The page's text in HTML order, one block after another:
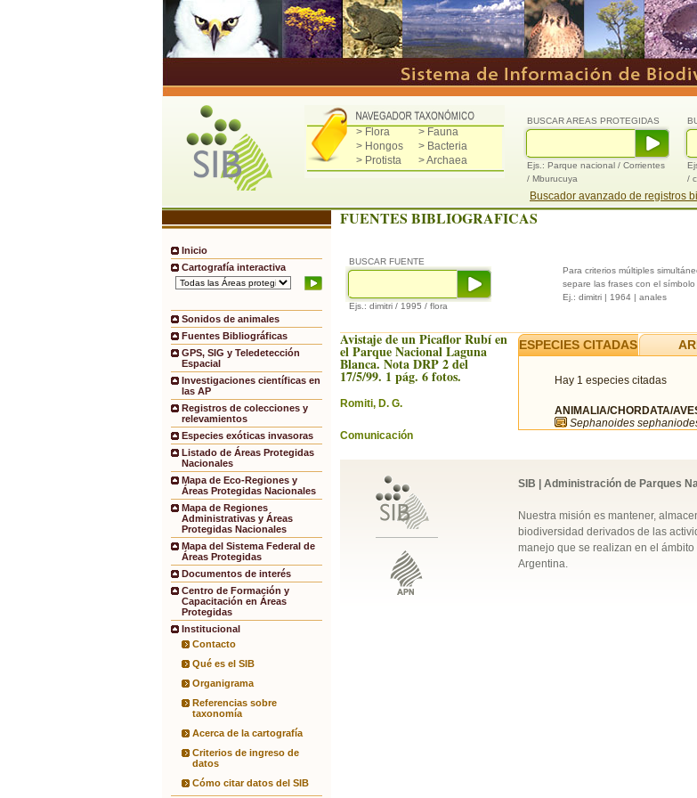
> Flora
> Fauna
> Hongos
> Bacteria
> Protista
> Archaea
/
BUSCAR AREAS PROTEGIDAS
Ejs.: Parque nacional / Corrientes
/ Mburucuya
Buscador avanzado de registros
Inicio
Cartografía interactiva
Sonidos de animales
Fuentes Bibliográficas
GPS, SIG y Teledetección
Espacial
Investigaciones científicas en
las AP
Registros de colecciones y
relevamientos
Especies exóticas invasoras
Listado de Áreas Protegidas
Nacionales
Mapa de Eco-Regiones y
Áreas Protegidas Nacionales
Mapa de Regiones
Administrativas y Áreas
Protegidas Nacionales
Mapa del Sistema Federal de
Áreas Protegidas
Documentos de interés
Centro de Formación y
Capacitación en Áreas
Protegidas
Institucional
Contacto
Qué es el SIB
Organigrama
Referencias sobre
taxonomía
Acerca de la cartografía
Criterios de ingreso de
datos
Cómo citar datos del SIB
FUENTES BIBLIOGRAFICAS
BUSCAR FUENTE
Ejs.: dimitri / 1995 / flora
Para criterios múltiples
separe las frases con el símbolo
Ej.: dimitri | 1964 | anales
Avistaje de un Picaflor Rubí en
el Parque Nacional Laguna
Blanca. Nota DRP 2 del
17/5/99. 1 pág. 6 fotos.
Romiti, D. G.
Comunicación
ESPECIES CITADAS
Hay 1 especies citadas
ANIMALIA/CHORDATA/
Sephanoides
SIB | Administración de Parques
Nuestra misión es mantener,
biodiversidad derivados de las
manejo que se realizan en el
Argentina.